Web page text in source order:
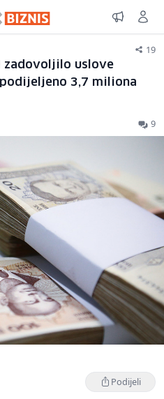
19
zadovoljilo uslove
3,7 miliona
9
Podijeli